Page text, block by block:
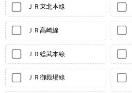
ＪＲ東北本線
ＪＲ高崎線
ＪＲ総武本線
ＪＲ御殿場線